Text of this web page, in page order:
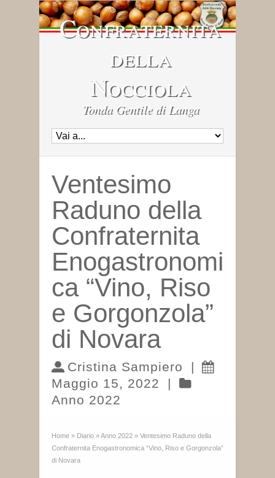
Confraternita
della
Nocciola
Tonda Gentile di Langa
Ventesimo
Raduno della
Confraternita
Enogastronomi
ca “Vino, Riso
e Gorgonzola”
di Novara
Cristina Sampiero
|
Maggio 15, 2022
|
Anno 2022
Home » Diario »Anno 2022 » Ventesimo Raduno della
Confraternita Enogastronomica “Vino, Riso e Gorgonzola”
di Novara